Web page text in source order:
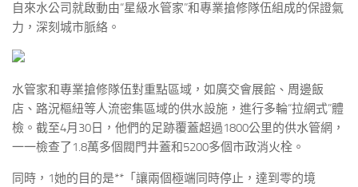
自來水公司就啟動由“星級水管家”和專業搶修隊伍組成的保證氣
力，深刻城市脈絡。
水管家和專業搶修隊伍對重點區域，如廣交會展館、周邊飯
店、路況樞紐等人流密集區域的供水設施，進行多輪“拉網式”體
檢。截至4月30日，他們的足跡覆蓋超過1800公里的供水管網，
一一檢查了1.8萬多個閥門井蓋和5200多個市政消火栓。
同時，1她的目的是**「讓兩個極端同時停止，達到零的境